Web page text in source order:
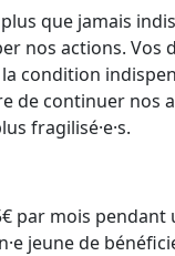
que jamais
nos actions. Vos
condition
de continuer nos
fragilisé·e·s.
par mois pendant
jeune de